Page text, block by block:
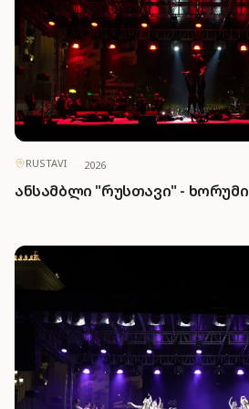
RUSTAVI · 2026
ანსამბლი "რუსთავი" - ხორუმი